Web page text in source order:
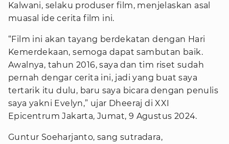
Kalwani, selaku produser film, menjelaskan asal
muasal ide cerita film ini.
“Film ini akan tayang berdekatan dengan Hari
Kemerdekaan, semoga dapat sambutan baik.
Awalnya, tahun 2016, saya dan tim riset sudah
pernah dengar cerita ini, jadi yang buat saya
tertarik itu dulu, baru saya bicara dengan penulis
saya yakni Evelyn,” ujar Dheeraj di XXI
Epicentrum Jakarta, Jumat, 9 Agustus 2024.
Guntur Soeharjanto, sang sutradara,